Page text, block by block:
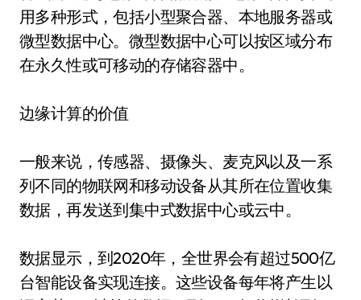
用多种形式，包括小型聚合器、本地服务器或
微型数据中心。微型数据中心可以按区域分布
在永久性或可移动的存储容器中。
边缘计算的价值
一般来说，传感器、摄像头、麦克风以及一系
列不同的物联网和移动设备从其所在位置收集
数据，再发送到集中式数据中心或云中。
数据显示，到2020年，全世界会有超过500亿
台智能设备实现连接。这些设备每年将产生以